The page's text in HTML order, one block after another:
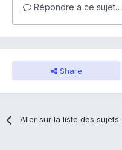
Répondre à ce sujet…
Share
Aller sur la liste des sujets